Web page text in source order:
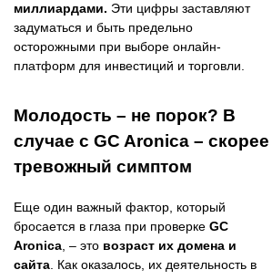
миллиардами. Эти цифры заставляют
задуматься и быть предельно
осторожными при выборе онлайн-
платформ для инвестиций и торговли.
Молодость – не порок? В
случае с GC Aronica – скорее
тревожный симптом
Еще один важный фактор, который
бросается в глаза при проверке GC
Aronica , – это возраст их домена и
сайта . Как оказалось, их деятельность в